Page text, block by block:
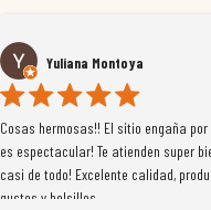
Yuliana Montoya
Cosas hermosas!! El sitio engaña
es espectacular! Te atienden super
casi de todo! Excelente calidad,
gustos y bolsillos